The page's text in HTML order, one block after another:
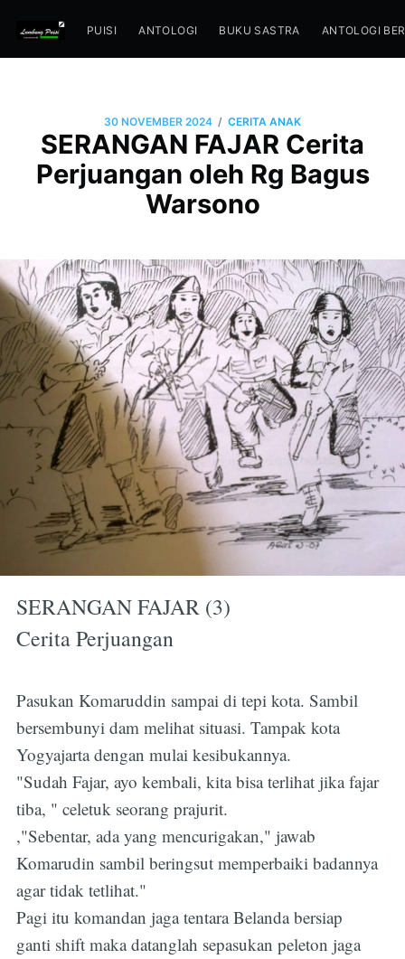
PUISI ANTOLOGI BUKU SASTRA ANTOLOGI
30 NOVEMBER 2024 / CERITA ANAK
SERANGAN FAJAR Cerita
Perjuangan oleh Rg Bagus
Warsono
SERANGAN FAJAR (3)
Cerita Perjuangan
Pasukan Komaruddin sampai di tepi kota. Sambil
bersembunyi dam melihat situasi. Tampak kota
Yogyajarta dengan mulai kesibukannya.
"Sudah Fajar, ayo kembali, kita bisa terlihat jika fajar
tiba, " celetuk seorang prajurit.
,"Sebentar, ada yang mencurigakan," jawab
Komarudin sambil beringsut memperbaiki badannya
agar tidak tetlihat."
Pagi itu komandan jaga tentara Belanda bersiap
ganti shift maka datanglah sepasukan peleton jaga